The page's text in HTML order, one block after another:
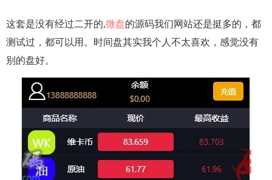
这套是没有经过二开的,微盘的源码我们网站还是挺多的，都
测试过，都可以用。时间盘其实我个人不太喜欢，感觉没有
别的盘好。